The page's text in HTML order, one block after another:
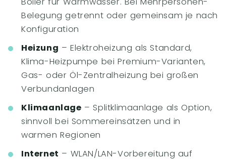
Belegung getrennt oder gemeinsam je nach
Konfiguration
Heizung – Elektroheizung als Standard,
Klima-Heizpumpe bei Premium-Varianten,
Gas- oder Öl-Zentralheizung bei großen
Verbundanlagen
Klimaanlage – Splitklimaanlage als Option,
sinnvoll bei Sommereinsätzen und in
warmen Regionen
Internet – WLAN/LAN-Vorbereitung auf